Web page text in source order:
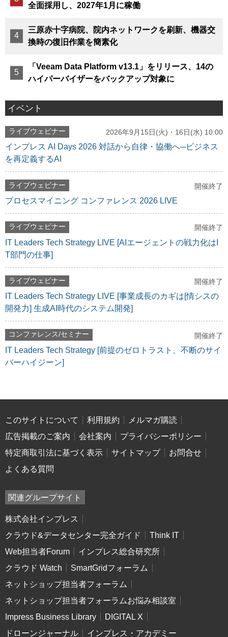
全面採用し、2027年1月に稼働
三原赤十字病院、院内ネットワークを刷新、機器交
換時の復旧作業を簡素化
「Veeam Data Platform v13.1」をリリース、14の
ハイパーバイザーをバックアップ対象に
イベント
ライブウェビナー 2026年9月15日(火)・16日(水) 10:00
インプレス AI Days 2026 対話から自律・協働へ─ビジネス
を再定義するAI
ライブウェビナー 開催終了
プロセスマイニング コンファレンス 2026 LIVE
ライブウェビナー 開催終了
IT Leaders Tech Strategy LIVE [AIエージェントの戦力化はI
T部門の仕事]
ライブウェビナー 開催終了
IT Leaders Tech Strategy LIVE [事業成長のカギは[情シスの
開発力] 生成AI時代のシステム開発]
コンファレンス/セミナー 開催終了
IT Leaders Tech Strategy [前提のゼロトラスト、不断のサイ
バーハイジーン]
このサイトについて 利用規約
メルマガ購読
広告掲載のご案内
会社案内
プライバシーポリシー
特定商取引法に基づく表示
サイトマップ
お問合せ
よくある質問
関連グループサイト
株式会社インプレス
クラウド&データセンター完全ガイド
Think IT
Web担当者Forum
インプレス総合研究所
クラウド Watch
SmartGridフォーラム
ネットショップ担当者フォーラム
ネットショップ担当者フォーラムお悩み相談室
Impress Business Library
DIGITAL X
ドローンジャーナル
インプレス・アカデミー